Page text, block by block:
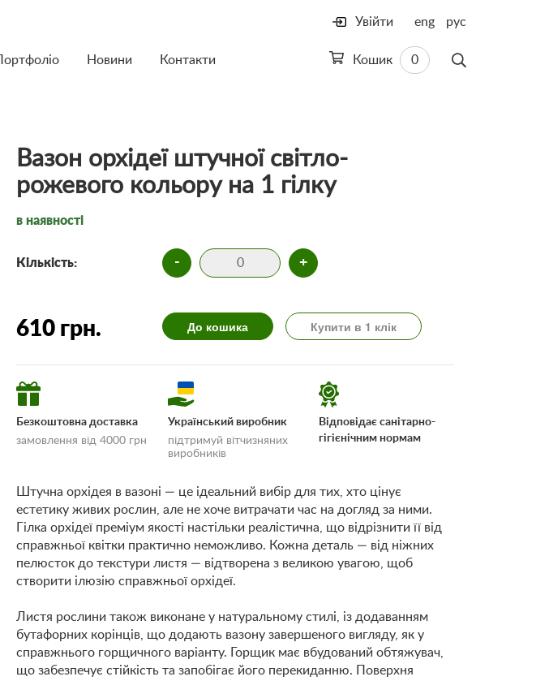
Увійти
Кошик 0
Портфоліо Новини Контакти
eng рус
Вазон орхідеї штучної світло-
рожевого кольору на 1 гілку
в наявності
Кількість: - +
610 грн. До кошика Купити в 1 клік
Безкоштовна доставка
замовлення від 4000 грн
«Умови доставки і
оплати»
Український виробник
підтримуй вітчизняних
виробників
Відповідає санітарно-
гігієнічним нормам
Штучна орхідея в вазоні — це ідеальний вибір для тих, хто цінує
естетику живих рослин, але не хоче витрачати час на догляд за ними.
Гілка орхідеї преміум якості настільки реалістична, що відрізнити її від
справжньої квітки практично неможливо. Кожна деталь — від ніжних
пелюсток до текстури листя — відтворена з великою увагою, щоб
створити ілюзію справжньої орхідеї.
Листя рослини також виконане у натуральному стилі, із додаванням
бутафорних корінців, що додають вазону завершеного вигляду, як у
справжнього горщичного варіанту. Горщик має вбудований обтяжувач,
що забезпечує стійкість та запобігає його перекиданню. Поверхня